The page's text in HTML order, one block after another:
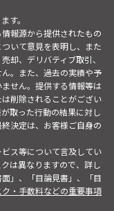
す。
報源から提供されたもの
いて意見を表明し、また
却、デリバティブ取引、
。また、過去の実績や予
せん。提供する情報等は
削除されることがござい
取った行動の結果に対し
決定は、お客様ご自身の
ス等について言及してい
は異なりますので、詳し
」、「目論見書」、「目
ク・手数料などの重要事項